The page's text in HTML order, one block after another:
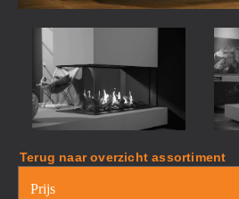
Terug naar overzicht assortiment
Prijs